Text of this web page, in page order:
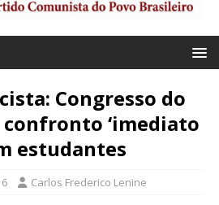
Congresso do
confronto ‘imediato
estudantes
Carlos Frederico Lenine